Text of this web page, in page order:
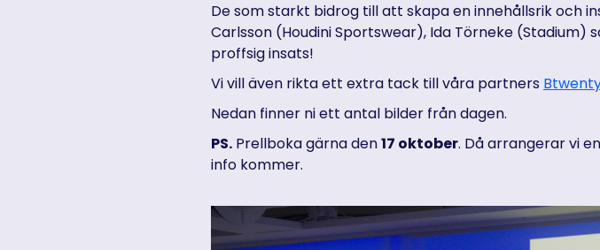
De som starkt bidrog till att skapa en innehållsrik och
Carlsson (Houdini Sportswear), Ida Törneke (Stadium)
proffsig insats!
Vi vill även rikta ett extra tack till våra partners
Nedan finner ni ett antal bilder från dagen.
PS. Prellboka gärna den17 oktober. Då arrangerar vi
info kommer.